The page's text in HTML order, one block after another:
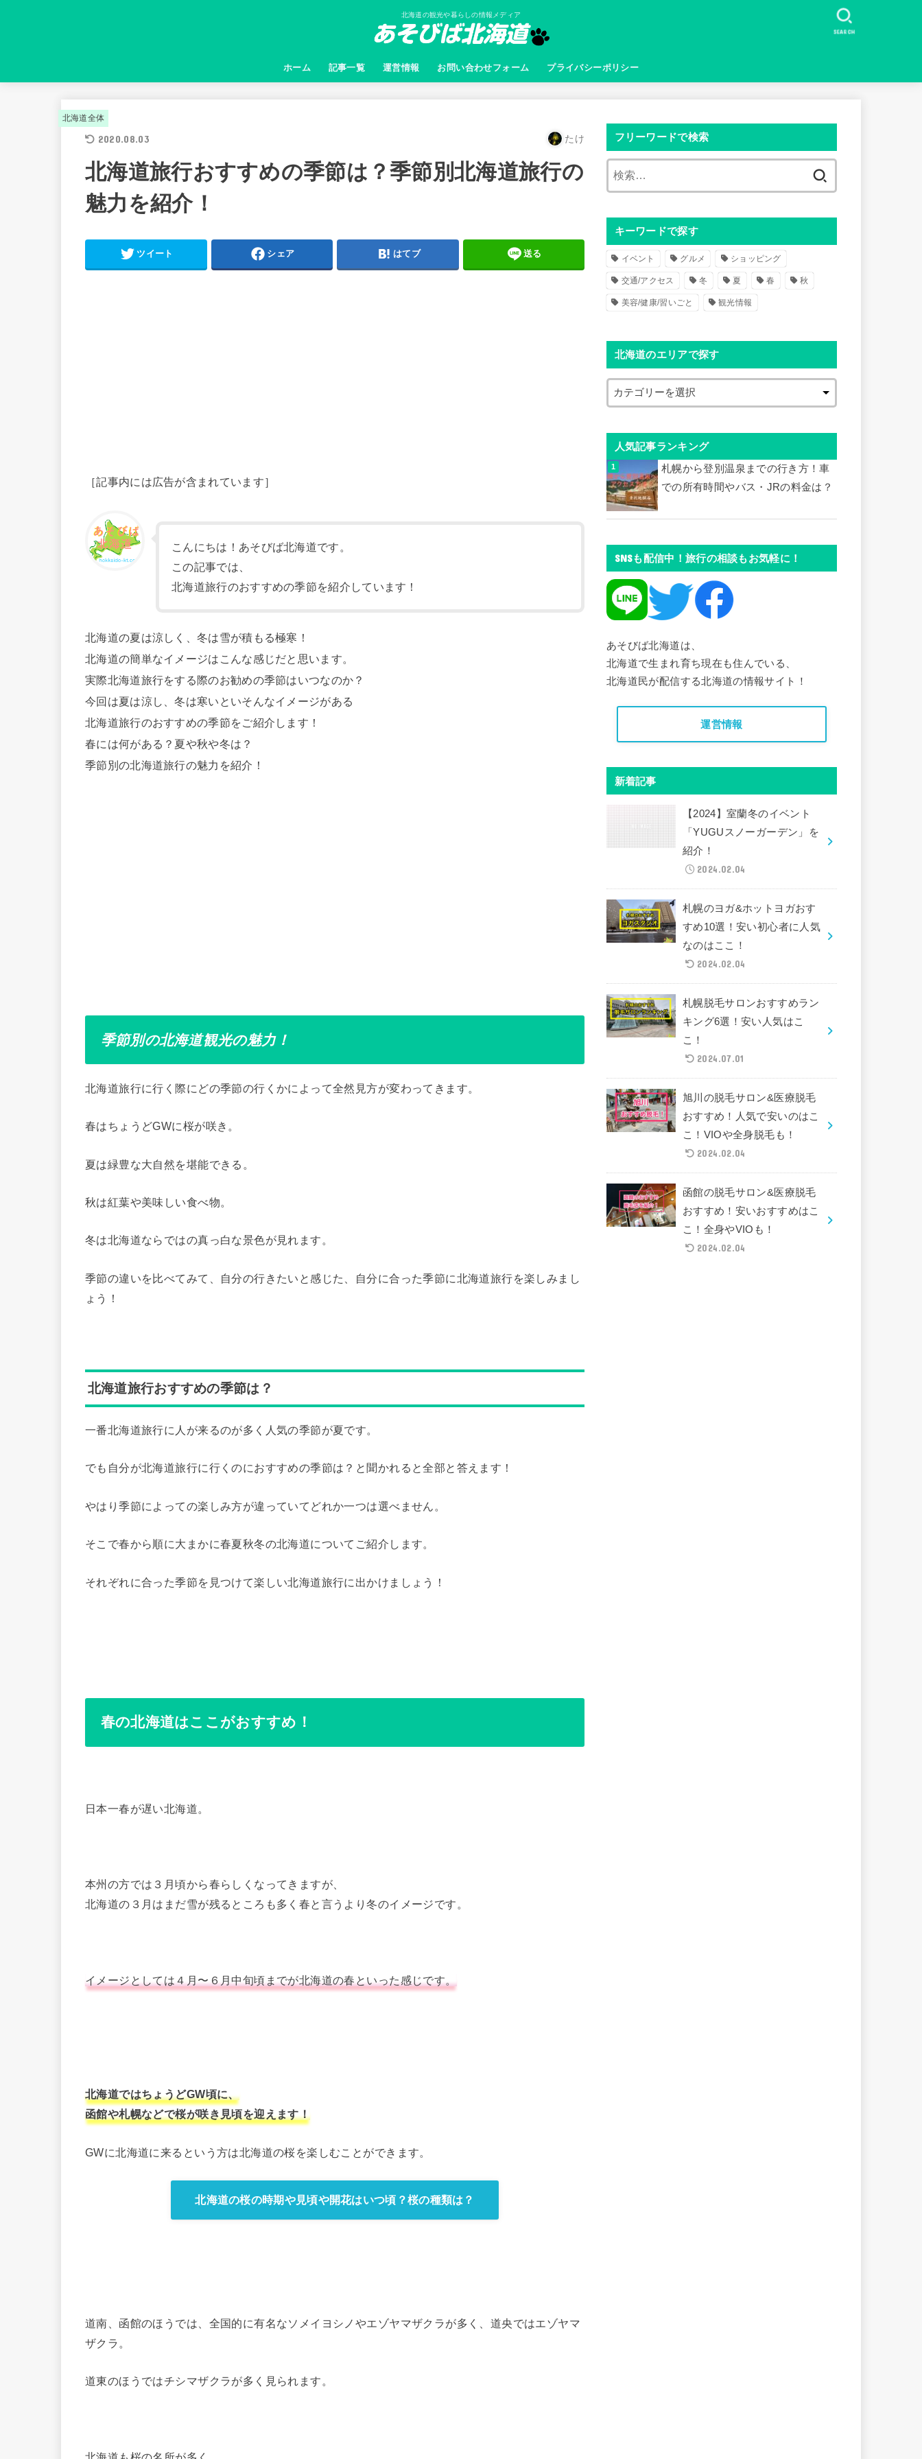
北海道の観光や暮らしの情報メディア
ホーム 記事一覧 運営情報 お問い合わせフォーム プライバシーポリシー
SEARCH
北海道全体
2020.08.03 たけ
北海道旅行おすすめの季節は？季節別北海道旅行の
魅力を紹介！
ツイート シェア はてブ 送る
［記事内には広告が含まれています］
こんにちは！あそびば北海道です。
この記事では、
北海道旅行のおすすめの季節を紹介しています！
北海道の夏は涼しく、冬は雪が積もる極寒！
北海道の簡単なイメージはこんな感じだと思います。
実際北海道旅行をする際のお勧めの季節はいつなのか？
今回は夏は涼し、冬は寒いといそんなイメージがある
北海道旅行のおすすめの季節をご紹介します！
春には何がある？夏や秋や冬は？
季節別の北海道旅行の魅力を紹介！
季節別の北海道観光の魅力！
北海道旅行に行く際にどの季節の行くかによって全然見方が変わってきます。
春はちょうどGWに桜が咲き。
夏は緑豊な大自然を堪能できる。
秋は紅葉や美味しい食べ物。
冬は北海道ならではの真っ白な景色が見れます。
季節の違いを比べてみて、自分の行きたいと感じた、自分に合った季節に北海道旅行を楽しみまし
ょう！
北海道旅行おすすめの季節は？
一番北海道旅行に人が来るのが多く人気の季節が夏です。
でも自分が北海道旅行に行くのにおすすめの季節は？と聞かれると全部と答えます！
やはり季節によっての楽しみ方が違っていてどれか一つは選べません。
そこで春から順に大まかに春夏秋冬の北海道についてご紹介します。
それぞれに合った季節を見つけて楽しい北海道旅行に出かけましょう！
春の北海道はここがおすすめ！
日本一春が遅い北海道。
本州の方では３月頃から春らしくなってきますが、
北海道の３月はまだ雪が残るところも多く春と言うより冬のイメージです。
イメージとしては４月〜６月中旬頃までが北海道の春といった感じです。
北海道ではちょうどGW頃に、
函館や札幌などで桜が咲き見頃を迎えます！
GWに北海道に来るという方は北海道の桜を楽しむことができます。
北海道の桜の時期や見頃や開花はいつ頃？桜の種類は？
道南、函館のほうでは、全国的に有名なソメイヨシノやエゾヤマザクラが多く、道央ではエゾヤマ
ザクラ。
道東のほうではチシマザクラが多く見られます。
フリーワードで検索
キーワードで探す
イベント グルメ ショッピング
交通/アクセス 冬 夏 春 秋
美容/健康/習いごと 観光情報
北海道のエリアで探す
人気記事ランキング
札幌から登別温泉までの行き方！車
での所有時間やバス・JRの料金は？
SNSも配信中！旅行の相談もお気軽に！
あそびば北海道は、
北海道で生まれ育ち現在も住んでいる、
北海道民が配信する北海道の情報サイト！
運営情報
新着記事
【2024】室蘭冬のイベント
「YUGUスノーガーデン」を
紹介！
2024.02.04
札幌のヨガ&ホットヨガおす
すめ10選！安い初心者に人気
なのはここ！
2024.02.04
札幌脱毛サロンおすすめラン
キング6選！安い人気はこ
こ！
2024.07.01
旭川の脱毛サロン&医療脱毛
おすすめ！人気で安いのはこ
こ！VIOや全身脱毛も！
2024.02.04
函館の脱毛サロン&医療脱毛
おすすめ！安いおすすめはこ
こ！全身やVIOも！
2024.02.04